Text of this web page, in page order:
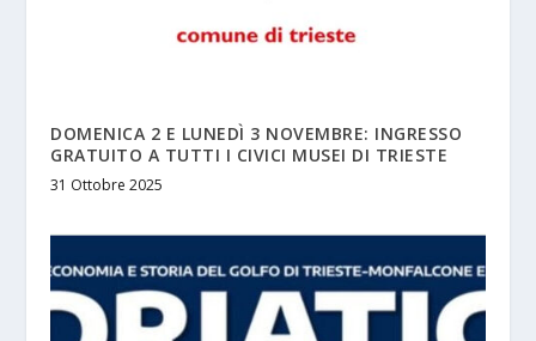
DOMENICA 2 E LUNEDÌ 3 NOVEMBRE: INGRESSO
GRATUITO A TUTTI I CIVICI MUSEI DI TRIESTE
31 Ottobre 2025